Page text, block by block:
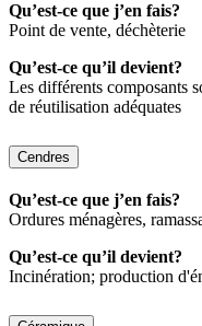
Qu’est-ce que j’en fais?
Point de vente, déchèterie
Qu’est-ce qu’il devient?
Les différents composants
de réutilisation adéquates
Cendres
Qu’est-ce que j’en fais?
Ordures ménagères,
Qu’est-ce qu’il devient?
Incinération; production